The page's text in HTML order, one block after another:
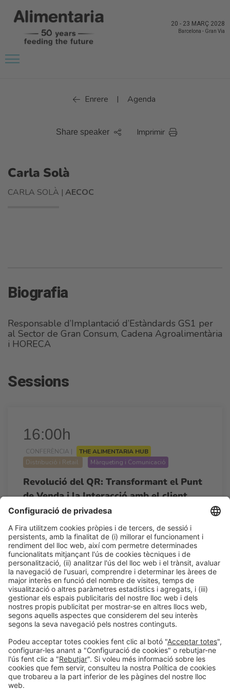
20 - 23 MARÇ 2028
Barcelona - Gran Via
Enrere | Agenda
Share speaker Imprimir
Carla Solà
CARLA SOLÀ |AECOC
Biografia
Responsable d’Implantació d’Estàndards GS1 per
al Sector de Gran Consum, Cadena Agroalimentària
i HORECA
Sessions
16:00h
CONFERÈNCIA |
THE ALIMENTARIA HUB
Distribució i Retail
Màrqueting i Comunicació
Revolució del QR: Transformant el Punt
de Venda i la Interacció amb el client
Dl 23
16:00h - 17:00h
Agora By AECOC - The Alimentaria Hub
Accés lliure
LLegir més